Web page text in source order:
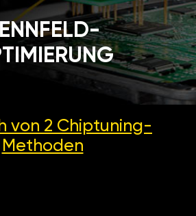
von 2 Chiptuning-
Methoden